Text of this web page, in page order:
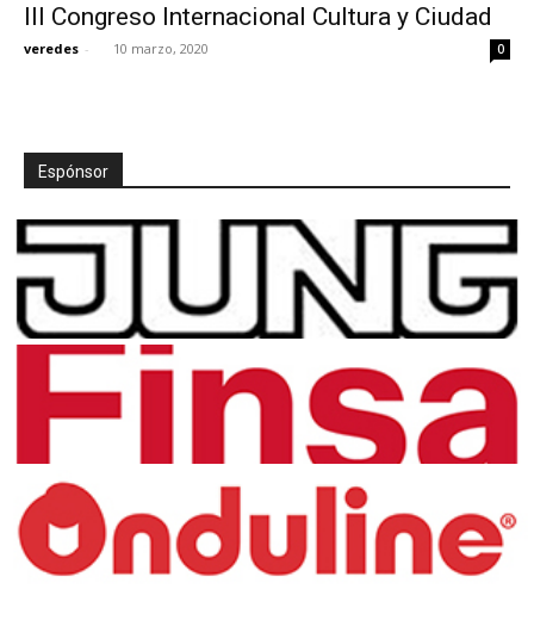
III Congreso Internacional Cultura y Ciudad
veredes - 10 marzo, 2020 0
Espónsor